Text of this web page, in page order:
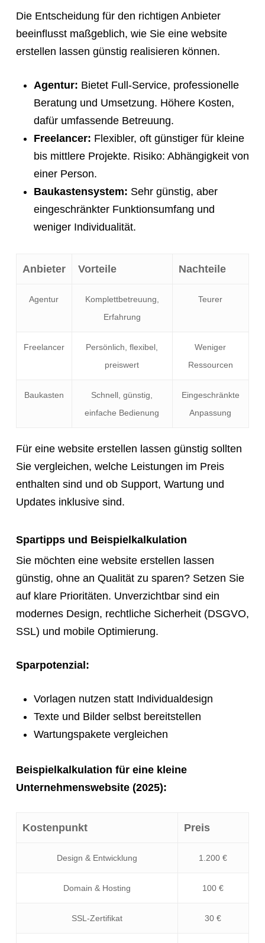
Die Entscheidung für den richtigen Anbieter
beeinflusst maßgeblich, wie Sie eine website
erstellen lassen günstig realisieren können.
Agentur: Bietet Full-Service, professionelle
Beratung und Umsetzung. Höhere Kosten,
dafür umfassende Betreuung.
Freelancer: Flexibler, oft günstiger für kleine
bis mittlere Projekte. Risiko: Abhängigkeit von
einer Person.
Baukastensystem: Sehr günstig, aber
eingeschränkter Funktionsumfang und
weniger Individualität.
Anbieter Vorteile Nachteile
Agentur
Komplettbetreuung,
Erfahrung
Teurer
Freelancer
Persönlich, flexibel,
preiswert
Weniger
Ressourcen
Baukasten
Schnell, günstig,
einfache Bedienung
Eingeschränkte
Anpassung
Für eine website erstellen lassen günstig sollten
Sie vergleichen, welche Leistungen im Preis
enthalten sind und ob Support, Wartung und
Updates inklusive sind.
Spartipps und Beispielkalkulation
Sie möchten eine website erstellen lassen
günstig, ohne an Qualität zu sparen? Setzen Sie
auf klare Prioritäten. Unverzichtbar sind ein
modernes Design, rechtliche Sicherheit (DSGVO,
SSL) und mobile Optimierung.
Sparpotenzial:
Vorlagen nutzen statt Individualdesign
Texte und Bilder selbst bereitstellen
Wartungspakete vergleichen
Beispielkalkulation für eine kleine
Unternehmenswebsite (2025):
Kostenpunkt Preis
Design & Entwicklung 1.200 €
Domain & Hosting 100 €
SSL-Zertifikat 30 €